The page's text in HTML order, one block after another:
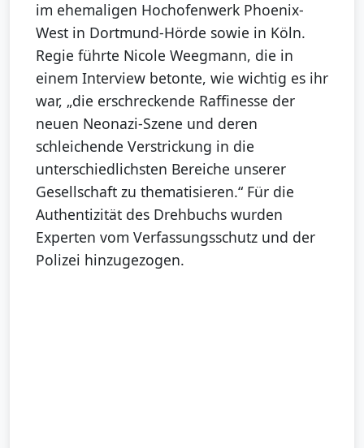
im ehemaligen Hochofenwerk Phoenix-
West in Dortmund-Hörde sowie in Köln.
Regie führte Nicole Weegmann, die in
einem Interview betonte, wie wichtig es ihr
war, „die erschreckende Raffinesse der
neuen Neonazi-Szene und deren
schleichende Verstrickung in die
unterschiedlichsten Bereiche unserer
Gesellschaft zu thematisieren.“ Für die
Authentizität des Drehbuchs wurden
Experten vom Verfassungsschutz und der
Polizei hinzugezogen.